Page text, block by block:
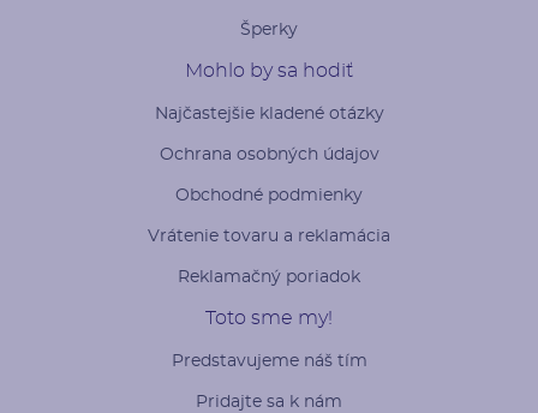
Šperky
Mohlo by sa hodiť
Najčastejšie kladené otázky
Ochrana osobných údajov
Obchodné podmienky
Vrátenie tovaru a reklamácia
Reklamačný poriadok
Toto sme my!
Predstavujeme náš tím
Pridajte sa k nám